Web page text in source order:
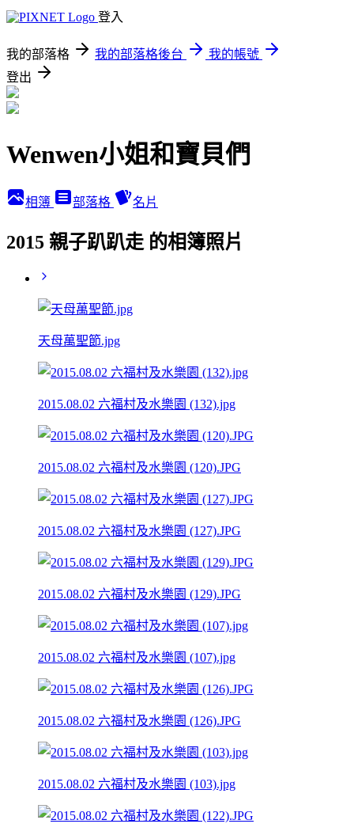
登入
我的部落格 我的部落格後台
我的帳號
登出
Wenwen小姐和寶貝們
相簿 部落格 名片
2015 親子趴趴走 的相簿照片
天母萬聖節.jpg
2015.08.02 六福村及水樂園 (132).jpg
2015.08.02 六福村及水樂園 (120).JPG
2015.08.02 六福村及水樂園 (127).JPG
2015.08.02 六福村及水樂園 (129).JPG
2015.08.02 六福村及水樂園 (107).jpg
2015.08.02 六福村及水樂園 (126).JPG
2015.08.02 六福村及水樂園 (103).jpg